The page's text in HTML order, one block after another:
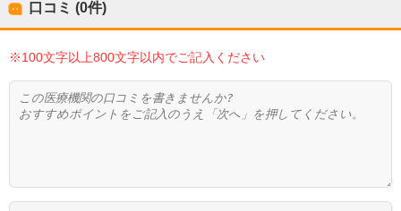
口コミ (0件)
※100文字以上800文字以内でご記入ください